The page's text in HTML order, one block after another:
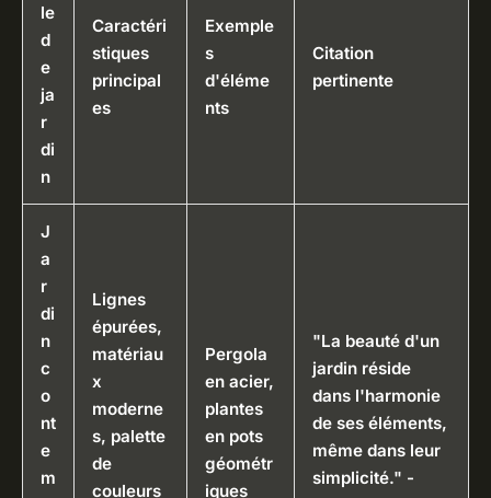
le
d
e
ja
r
di
n
Caractéri
stiques
principal
es
Exemple
s
d'éléme
nts
Citation
pertinente
J
a
r
di
n
c
o
nt
e
m
Lignes
épurées,
matériau
x
moderne
s, palette
de
couleurs
Pergola
en acier,
plantes
en pots
géométr
iques
"La beauté d'un
jardin réside
dans l'harmonie
de ses éléments,
même dans leur
simplicité." -